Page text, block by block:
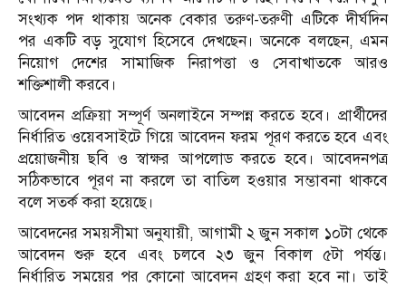
সংখ্যক পদ থাকায় অনেক বেকার তরুণ-তরুণী এটিকে দীর্ঘদিন
পর একটি বড় সুযোগ হিসেবে দেখছেন। অনেকে বলছেন, এমন
নিয়োগ দেশের সামাজিক নিরাপত্তা ও সেবাখাতকে আরও
শক্তিশালী করবে।
আবেদন প্রক্রিয়া সম্পূর্ণ অনলাইনে সম্পন্ন করতে হবে। প্রার্থীদের
নির্ধারিত ওয়েবসাইটে গিয়ে আবেদন ফরম পূরণ করতে হবে এবং
প্রয়োজনীয় ছবি ও স্বাক্ষর আপলোড করতে হবে। আবেদনপত্র
সঠিকভাবে পূরণ না করলে তা বাতিল হওয়ার সম্ভাবনা থাকবে
বলে সতর্ক করা হয়েছে।
আবেদনের সময়সীমা অনুযায়ী, আগামী ২ জুন সকাল ১০টা থেকে
আবেদন শুরু হবে এবং চলবে ২৩ জুন বিকাল ৫টা পর্যন্ত।
নির্ধারিত সময়ের পর কোনো আবেদন গ্রহণ করা হবে না। তাই